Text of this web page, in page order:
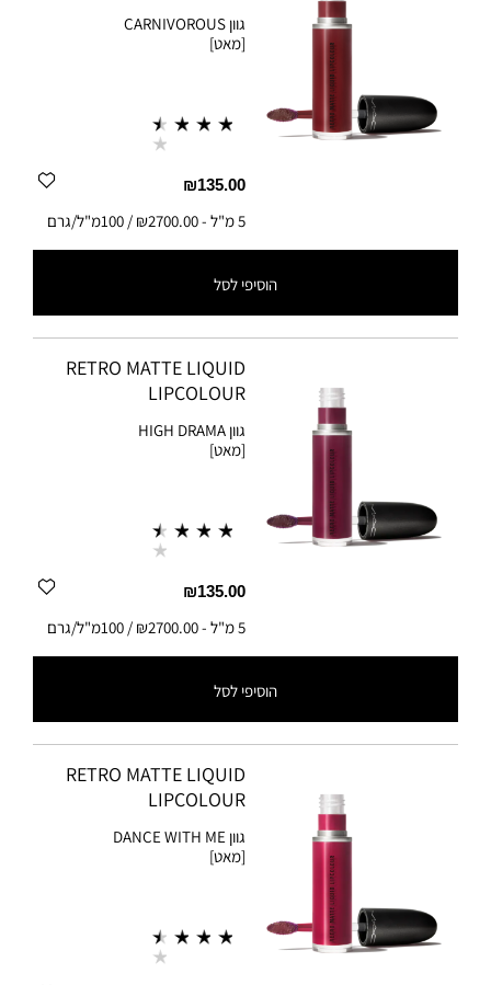
גוון CARNIVOROUS
[מאט]
₪135.00
5 מ"ל -₪2700.00 / 100מ"ל/גרם
הוסיפי לסל
RETRO MATTE LIQUID
LIPCOLOUR
גוון HIGH DRAMA
[מאט]
₪135.00
5 מ"ל -₪2700.00 / 100מ"ל/גרם
הוסיפי לסל
RETRO MATTE LIQUID
LIPCOLOUR
גוון DANCE WITH ME
[מאט]